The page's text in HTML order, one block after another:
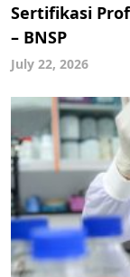
Sertifikasi
– BNSP
July 22, 2026